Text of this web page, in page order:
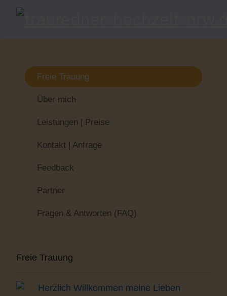
Freie Trauung
Über mich
Leistungen | Preise
Kontakt | Anfrage
Feedback
Partner
Fragen & Antworten (FAQ)
Freie Trauung
Herzlich Willkommen meine Lieben